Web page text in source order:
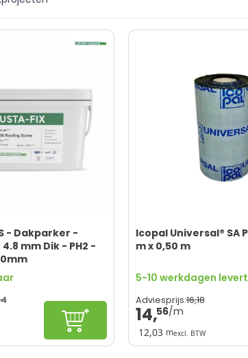
- Dakparker -
mm Dik - PH2 -
Configureren
Icopal Universal® SA
m x 0,50 m
5-10 werkdagen
Adviesprijs:16,18
14,56
12,03 mexcl. BTW